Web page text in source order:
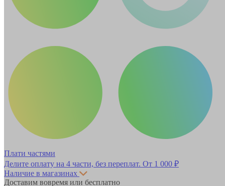
Плати частями
Делите оплату на 4 части, без переплат. От 1 000 ₽
Наличие в магазинах
Доставим вовремя или бесплатно